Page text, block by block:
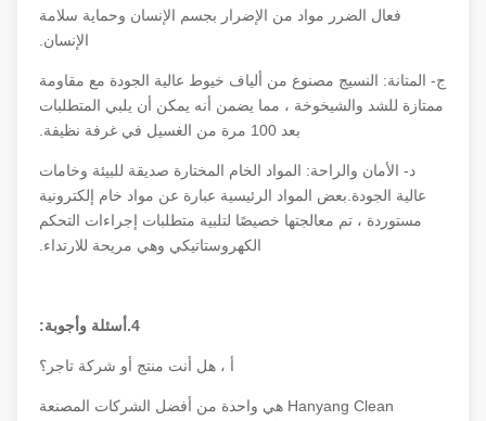
فعال الضرر مواد من الإضرار بجسم الإنسان وحماية سلامة
الإنسان.
ج- المتانة: النسيج مصنوع من ألياف خيوط عالية الجودة مع مقاومة
ممتازة للشد والشيخوخة ، مما يضمن أنه يمكن أن يلبي المتطلبات
د- الأمان والراحة: المواد الخام المختارة صديقة للبيئة وخامات
عالية الجودة.بعض المواد الرئيسية عبارة عن مواد خام إلكترونية
مستوردة ، تم معالجتها خصيصًا لتلبية متطلبات إجراءات التحكم
الكهروستاتيكي وهي مريحة للارتداء.
أ ، هل أنت منتج أو شركة تاجر؟
Hanyang Clean هي واحدة من أفضل الشركات المصنعة